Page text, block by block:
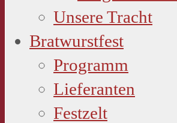
Unsere Tracht
Bratwurstfest
Programm
Lieferanten
Festzelt